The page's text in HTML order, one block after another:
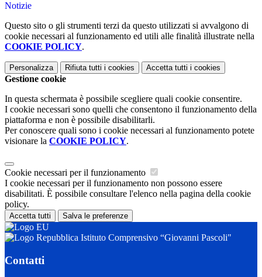
Notizie
Questo sito o gli strumenti terzi da questo utilizzati si avvalgono di
cookie necessari al funzionamento ed utili alle finalità illustrate nella
COOKIE POLICY.
Personalizza Rifiuta tutti i cookies Accetta tutti i cookies
Gestione cookie
In questa schermata è possibile scegliere quali cookie consentire.
I cookie necessari sono quelli che consentono il funzionamento della
piattaforma e non è possibile disabilitarli.
Per conoscere quali sono i cookie necessari al funzionamento potete
visionare la COOKIE POLICY.
Cookie necessari per il funzionamento
I cookie necessari per il funzionamento non possono essere
disabilitati. È possibile consultare l'elenco nella pagina della cookie
policy.
Accetta tutti Salva le preferenze
Istituto Comprensivo “Giovanni Pascoli"
Contatti